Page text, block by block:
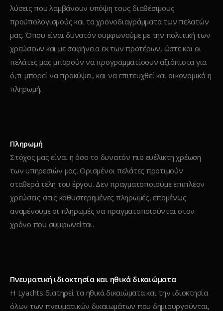
λύσεις που λαμβάνουν υπόψη τους διαθέσιμους
προϋπολογισμούς και τα χρονοδιαγράμματα των πελατών
μας. Όπου είναι δυνατόν συμφωνούμε με την πολιτική των
χρεώσεων και με σαφήνεια εκ των προτέρων, ώστε και οι
πελάτες μας μπορούν να προγραμματίσουν αξιόπιστα για
ό,τι μπορεί να προκύψει, και να επιτευχθεί και οικονομικά η
πληρωμή.
Πληρωμή
Στόχος μας είναι η όσο το δυνατόν πιο ευέλικτη χρέωση
των υπηρεσιών μας. Ορισμένοι πελάτες προτιμούν
σταθερά τέλη του έργου. Δεν πραγματοποιούμε επιπλέον
χρεώσεις στις καθυστερημένες πληρωμές, επομένως
αναμένουμε οι πληρωμές να πραγματοποιούνται στον
χρόνο που συμφωνείται.
Πνευματική ιδιοκτησία και ηθικά δικαιώματα
Η Lyachts διατηρεί τα ηθικά δικαιώματα και την ιδιοκτησία
όλων των πνευματικών δικαιωμάτων που δημιουργούνται,